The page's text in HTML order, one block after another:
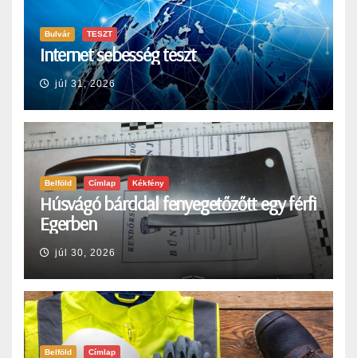
Bulvár TESZT
Internet sebesség teszt
júl 31, 2026
Belföld Címlap Kékfény
Húsvágó bárddal fenyegetőzőtt egy férfi
Egerben
júl 30, 2026
Belföld Címlap